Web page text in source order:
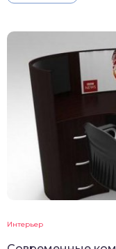
Интерьер